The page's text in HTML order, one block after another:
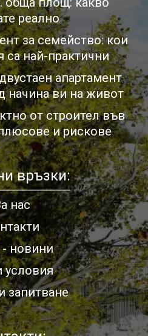
реално
за семейство: кои
са най-практични
апартамент
начина ви на живот
от строител във
и рискове
връзки:
нас
новини
условия
запитване